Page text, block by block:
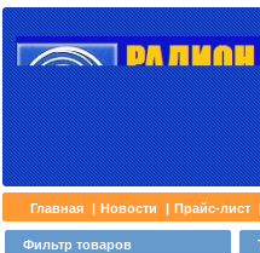
Главная | Новости | Прайс-лист
Фильтр товаров